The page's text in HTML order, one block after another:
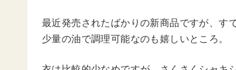
最近発売されたばかりの新商品ですが、す
少量の油で調理可能なのも嬉しいところ。